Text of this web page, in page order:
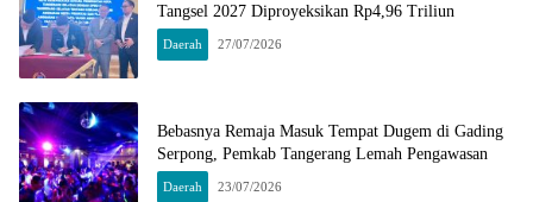
Tangsel 2027 Diproyeksikan Rp4,96 Triliun
Daerah 27/07/2026
Bebasnya Remaja Masuk Tempat Dugem di Gading
Serpong, Pemkab Tangerang Lemah Pengawasan
Daerah 23/07/2026